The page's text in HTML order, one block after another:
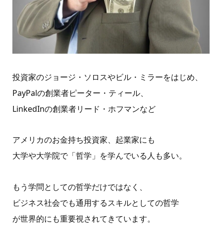
投資家のジョージ・ソロスやビル・ミラーをはじめ、
PayPalの創業者ピーター・ティール、
LinkedInの創業者リード・ホフマンなど
アメリカのお金持ち投資家、起業家にも
大学や大学院で「哲学」を学んでいる人も多い。
もう学問としての哲学だけではなく、
ビジネス社会でも通用するスキルとしての哲学
が世界的にも重要視されてきています。